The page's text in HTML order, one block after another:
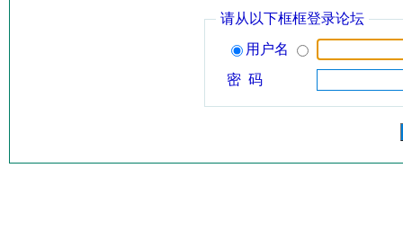
请从以下框框登录论坛
用户名
密 码